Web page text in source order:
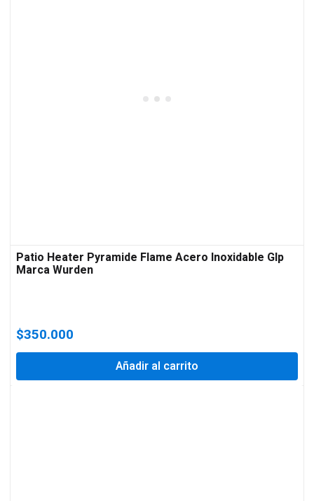
Patio Heater Pyramide Flame Acero Inoxidable Glp
Marca Wurden
$350.000
Añadir al carrito